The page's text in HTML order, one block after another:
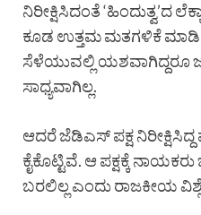
ನಿರೀಕ್ಷಿಸಿದಂತೆ ‘ಹಿಂದುತ್ವ’ದ
ಕೂಡ ಉತ್ತಮ ಮತಗಳಿಕೆ
ಸೆಳೆಯುವಲ್ಲಿ ಯಶವಾಗಿದ್ದರೂ
ಸಾಧ್ಯವಾಗಿಲ್ಲ.
ಆದರೆ ಜೆಡಿಎಸ್ ಪಕ್ಷ
ಕೈಕೊಟ್ಟಿವೆ. ಆ ಪಕ್ಷಕ್ಕೆ
ಬರಲಿಲ್ಲ ಎಂದು ರಾಜಕೀಯ